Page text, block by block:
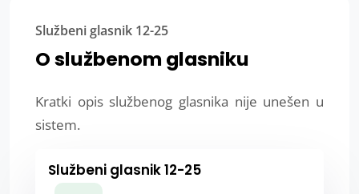
Službeni glasnik 12-25
O službenom glasniku
Kratki opis službenog glasnika nije unešen u
sistem.
Službeni glasnik 12-25